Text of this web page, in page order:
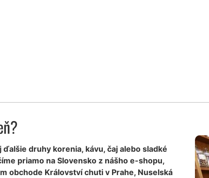
druhy korenia, kávu, čaj alebo sladké
priamo na Slovensko z nášho e-shopu,
obchode Království chuti v Prahe, Nuselská